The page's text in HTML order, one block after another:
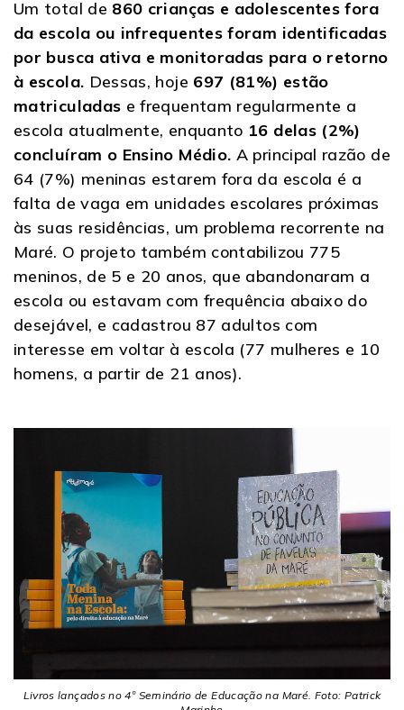
Um total de 860 crianças e adolescentes fora
da escola ou infrequentes foram identificadas
por busca ativa e monitoradas para o retorno
à escola. Dessas, hoje 697 (81%) estão
matriculadas e frequentam regularmente a
escola atualmente, enquanto 16 delas (2%)
concluíram o Ensino Médio. A principal razão de
64 (7%) meninas estarem fora da escola é a
falta de vaga em unidades escolares próximas
às suas residências, um problema recorrente na
Maré. O projeto também contabilizou 775
meninos, de 5 e 20 anos, que abandonaram a
escola ou estavam com frequência abaixo do
desejável, e cadastrou 87 adultos com
interesse em voltar à escola (77 mulheres e 10
homens, a partir de 21 anos).
Livros lançados no 4º Seminário de Educação na Maré. Foto: Patrick